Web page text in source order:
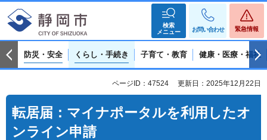
検索
メニュー
お問い合わせ 緊急情報
防災・安全 くらし・手続き 子育て・教育 健康・医療・福祉
ページID：47524 更新日：2025年12月22日
転居届：マイナポータルを利用したオ
ンライン申請